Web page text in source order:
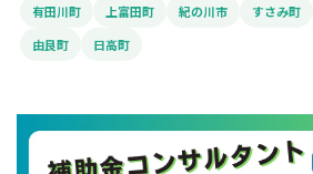
有田川町
上富田町 紀の川市 すさみ町
由良町
日高町